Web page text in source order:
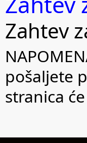
Zahtev
pošaljete
stranica